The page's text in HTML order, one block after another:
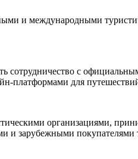
и международными
сотрудничество с
платформами для
организациями,
и зарубежными покупателями